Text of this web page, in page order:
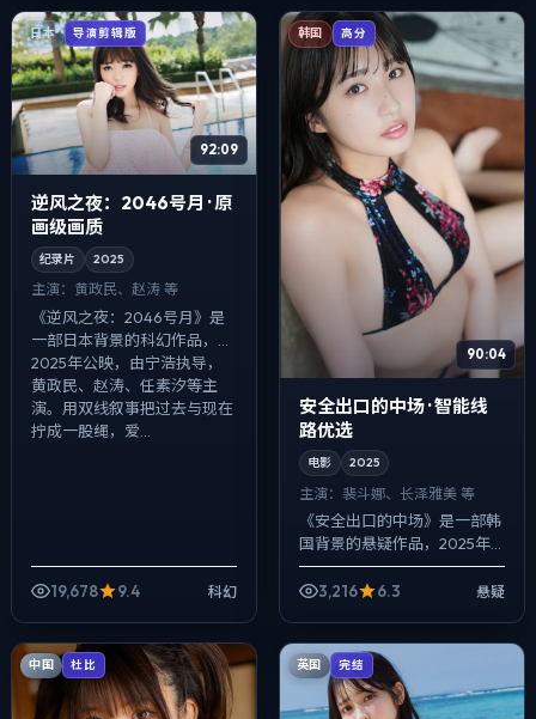
日本 导演剪辑版
92:09
逆风之夜：2046号月 · 原
画级画质
纪录片 2025
主演： 黄政民、赵涛 等
《逆风之夜：2046号月》是
一部日本背景的科幻作品，
2025年公映，由宁浩执导，
黄政民、赵涛、任素汐等主
演。用双线叙事把过去与现在
拧成一股绳，爱...
19,678 9.4 科幻
韩国 高分
90:04
安全出口的中场 · 智能线
路优选
电影 2025
主演： 裴斗娜、长泽雅美 等
《安全出口的中场》是一部韩
国背景的悬疑作品，2025年
公映，由毕赣执导，裴斗娜、
长泽雅美、廖凡等主演。配乐
3,216 6.3 悬疑
中国 杜比 英国 完结